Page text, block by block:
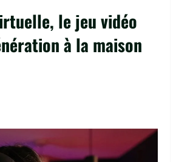
le jeu vidéo
à la maison